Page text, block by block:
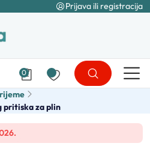
Prijava ili registracija
0
pritiska za plin